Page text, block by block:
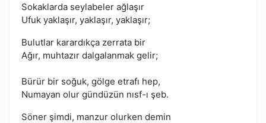
Sokaklarda seylabeler ağlaşır
Ufuk yaklaşır, yaklaşır, yaklaşır;
Bulutlar karardıkça zerrata bir
Ağır, muhtazır dalgalanmak gelir;
Bürür bir soğuk, gölge etrafı hep,
Numayan olur gündüzün nısf-ı şeb.
Söner şimdi, manzur olurken demin